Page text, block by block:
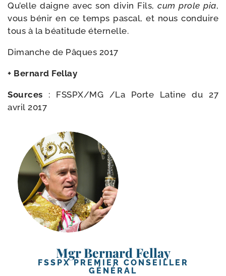
Qu’elle daigne avec son divin Fils, cum prole pia,
vous bénir en ce temps pas­cal, et nous conduire
tous à la béa­ti­tude éternelle.
Dimanche de Pâques 2017
+ Bernard Fellay
Sources : FSSPX/​MG /​La Porte Latine du 27
avril 2017
Mgr Bernard Fellay
FSSPX PREMIER CONSEILLER
GÉNÉRAL